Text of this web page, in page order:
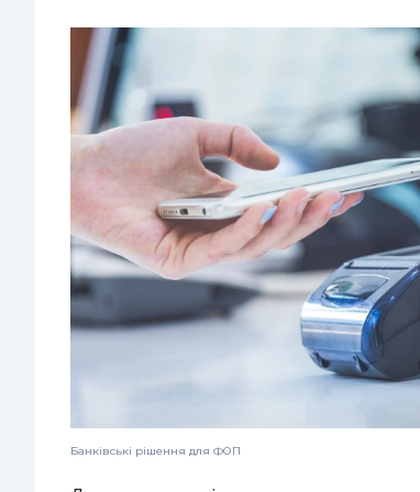
Банківські рішення для ФОП